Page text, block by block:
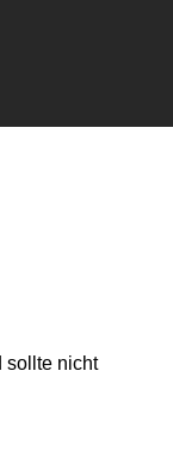
sollte nicht